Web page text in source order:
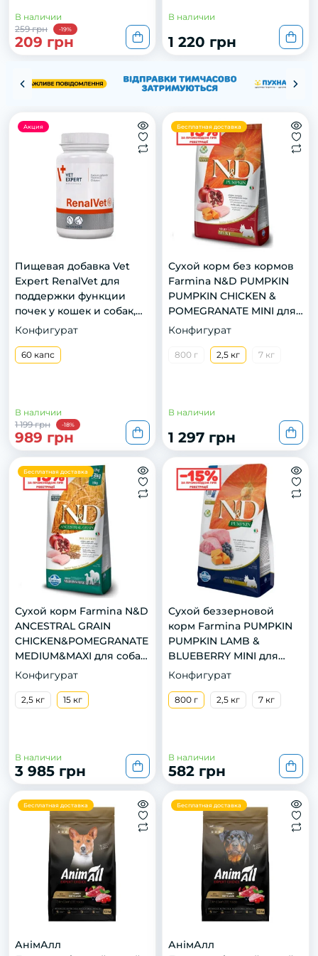
В наличии
259 грн
-19%
209 грн
В наличии
1 220 грн
Акция
Пищевая добавка Vet
Expert RenalVet для
поддержки функции
почек у кошек и собак,
60 капс.
Конфигурат
60 капс
В наличии
1 199 грн
-18%
989 грн
Бесплатная доставка
Сухой корм без кормов
Farmina N&D PUMPKIN
PUMPKIN CHICKEN &
POMEGRANATE MINI для
собак малых пород.
2,5кг
Конфигурат
800 г 2,5 кг 7 кг
В наличии
1 297 грн
Бесплатная доставка
Сухой корм Farmina N&D
ANCESTRAL GRAIN
CHICKEN&POMEGRANATE
MEDIUM&MAXI для собак
средних и крупных
овес и гранат. 15кг
Конфигурат
2,5 кг 15 кг
В наличии
3 985 грн
Сухой беззерновой
корм Farmina PUMPKIN
PUMPKIN LAMB &
BLUEBERRY MINI для
собак малых пород.
черника. 800г
Конфигурат
800 г 2,5 кг 7 кг
В наличии
582 грн
Бесплатная доставка
АнімАлл
Бесплатная доставка
АнімАлл